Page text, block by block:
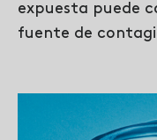
expuesta puede
fuente de